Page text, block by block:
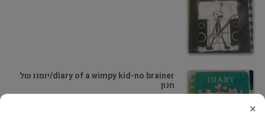
diary of a wimpy kid-no brainer/יומנו של
חנון
×